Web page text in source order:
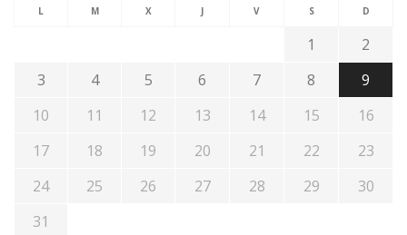
L M X J V S D
1
2
3
4 5 6 7 8
9
10
11 12 13 14 15
16
17
18 19 20 21 22
23
24
25 26 27 28 29
30
31